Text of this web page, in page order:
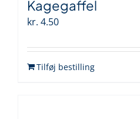
Kagegaffel
kr. 4.50
Tilføj bestilling